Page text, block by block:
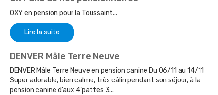
OXY en pension pour la Toussaint...
Lire la suite
DENVER Mâle Terre Neuve
DENVER Mâle Terre Neuve en pension canine Du 06/11 au 14/11
Super adorable, bien calme, très câlin pendant son séjour, à la
pension canine d’aux 4’pattes 3...